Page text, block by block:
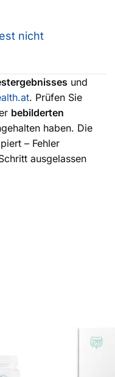
nicht
und
. Prüfen Sie
bebilderten
haben. Die
– Fehler
ausgelassen